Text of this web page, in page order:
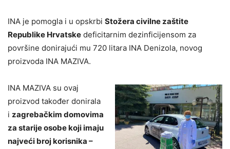
INA je pomogla i u opskrbi Stožera civilne zaštite
Republike Hrvatske deficitarnim dezinficijensom za
površine donirajući mu 720 litara INA Denizola, novog
proizvoda INA MAZIVA.
INA MAZIVA su ovaj
proizvod također donirala
i zagrebačkim domovima
za starije osobe koji imaju
najveći broj korisnika –